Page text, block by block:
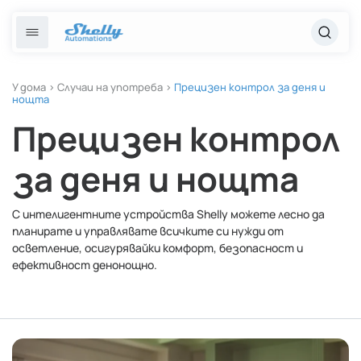
съдържанието
Отказ
Отопление и климатичен контрол
Релейни превключватели Енергиен мониторинг
език
Услуги
Курсове
Магазин
Контакти
У дома > Случаи на употреба > Прецизен контрол за деня и
нощта
Прецизен контрол
за деня и нощта
С интелигентните устройства Shelly можете лесно да
планирате и управлявате всичките си нужди от
осветление, осигурявайки комфорт, безопасност и
ефективност денонощно.